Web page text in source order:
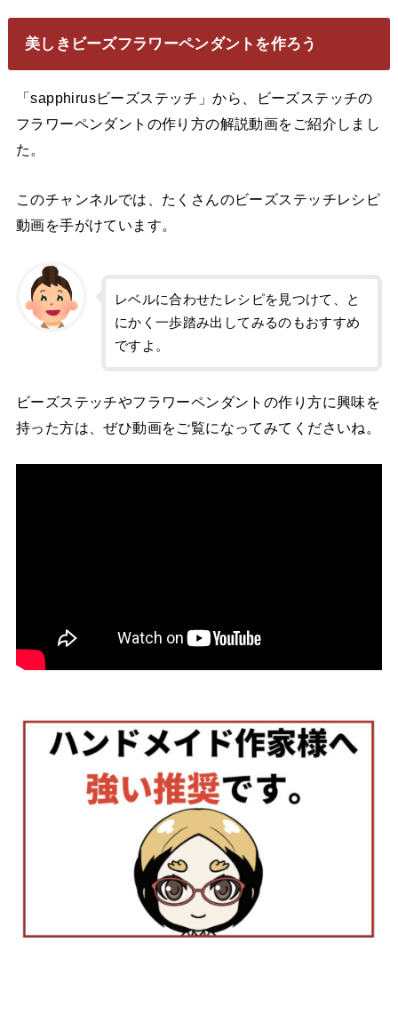
美しきビーズフラワーペンダントを作ろう
「sapphirusビーズステッチ」から、ビーズステッチの
フラワーペンダントの作り方の解説動画をご紹介しまし
た。
このチャンネルでは、たくさんのビーズステッチレシピ
動画を手がけています。
レベルに合わせたレシピを見つけて、と
にかく一歩踏み出してみるのもおすすめ
ですよ。
ビーズステッチやフラワーペンダントの作り方に興味を
持った方は、ぜひ動画をご覧になってみてくださいね。